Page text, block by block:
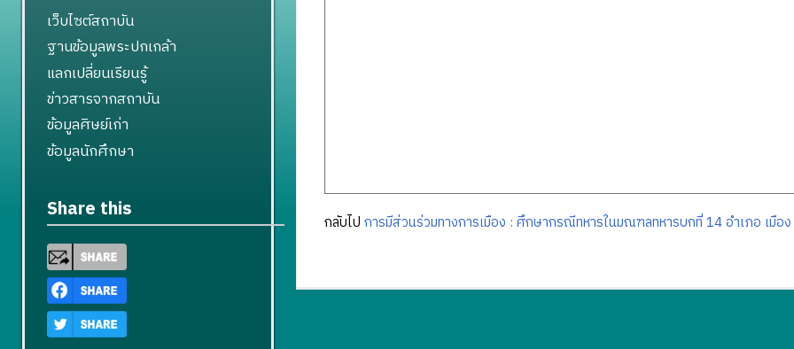
กลับไป การมีส่วนร่วมทางการเมือง : ศึกษากรณีทหารในมณฑลทหารบกที่ 14 อำเภอ เมือ
เว็บไซต์สถาบัน
ฐานข้อมูลพระปกเกล้า
แลกเปลี่ยนเรียนรู้
ข่าวสารจากสถาบัน
ข้อมูลศิษย์เก่า
ข้อมูลนักศึกษา
Share this